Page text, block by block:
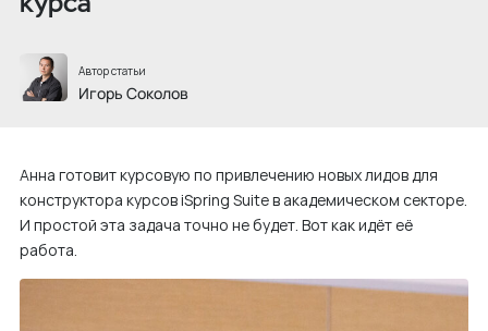
Автор статьи
Игорь Соколов
Анна готовит курсовую по привлечению новых лидов для
конструктора курсов iSpring Suite в академическом секторе.
И простой эта задача точно не будет. Вот как идёт её
работа.